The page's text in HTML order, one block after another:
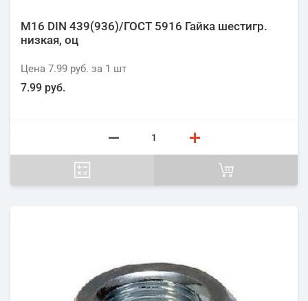
М16 DIN 439(936)/ГОСТ 5916 Гайка шестигр.
низкая, оц
Цена 7.99 руб. за 1 шт
7.99 руб.